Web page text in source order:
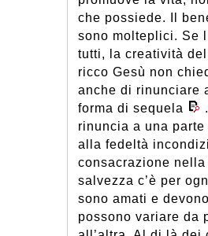
che possiede. Il
sono molteplici. Se
tutti, la creatività
ricco Gesù non
anche di rinunciare
forma di sequela
rinuncia a una
alla fedeltà
consacrazione
salvezza c’è per
sono amati e
possono variare da